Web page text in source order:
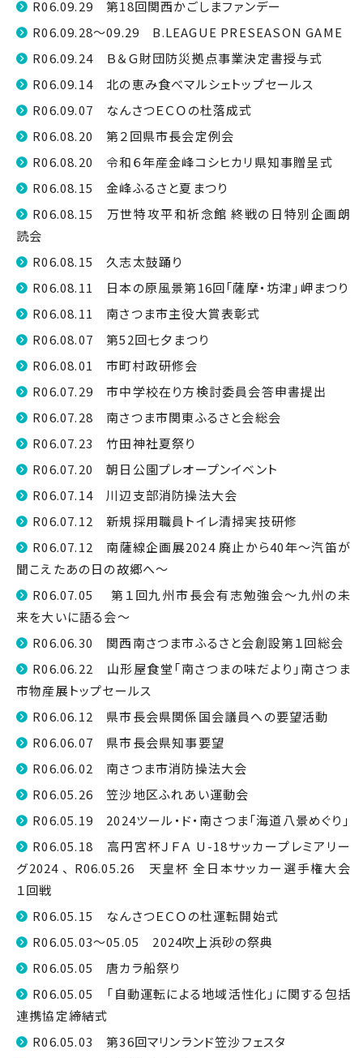
R06.09.29 第18回関西かごしまファンデー
R06.09.28～09.29 B.LEAGUE PRESEASON GAME
R06.09.24 Ｂ＆Ｇ財団防災拠点事業決定書授与式
R06.09.14 北の恵み食べマルシェトップセールス
R06.09.07 なんさつＥＣＯの杜落成式
R06.08.20 第２回県市長会定例会
R06.08.20 令和６年産金峰コシヒカリ県知事贈呈式
R06.08.15 金峰ふるさと夏まつり
R06.08.15 万世特攻平和祈念館 終戦の日特別企画朗
読会
R06.08.15 久志太鼓踊り
R06.08.11 日本の原風景第16回「薩摩・坊津」岬まつり
R06.08.11 南さつま市主役大賞表彰式
R06.08.07 第52回七夕まつり
R06.08.01 市町村政研修会
R06.07.29 市中学校在り方検討委員会答申書提出
R06.07.28 南さつま市関東ふるさと会総会
R06.07.23 竹田神社夏祭り
R06.07.20 朝日公園プレオープンイベント
R06.07.14 川辺支部消防操法大会
R06.07.12 新規採用職員トイレ清掃実技研修
R06.07.12 南薩線企画展2024 廃止から40年～汽笛が
聞こえたあの日の故郷へ～
R06.07.05 第１回九州市長会有志勉強会～九州の未
来を大いに語る会～
R06.06.30 関西南さつま市ふるさと会創設第１回総会
R06.06.22 山形屋食堂「南さつまの味だより」南さつま
市物産展トップセールス
R06.06.12 県市長会県関係国会議員への要望活動
R06.06.07 県市長会県知事要望
R06.06.02 南さつま市消防操法大会
R06.05.26 笠沙地区ふれあい運動会
R06.05.19 2024ツール・ド・南さつま「海道八景めぐり」
R06.05.18 高円宮杯ＪＦＡ U-18サッカープレミアリー
グ2024 、 R06.05.26 天皇杯 全日本サッカー選手権大会
１回戦
R06.05.15 なんさつＥＣＯの杜運転開始式
R06.05.03～05.05 2024吹上浜砂の祭典
R06.05.05 唐カラ船祭り
R06.05.05 「自動運転による地域活性化」に関する包括
連携協定締結式
R06.05.03 第36回マリンランド笠沙フェスタ